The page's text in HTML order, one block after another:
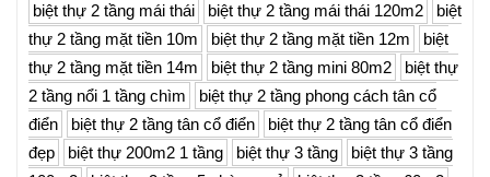
biệt thự 2 tầng mái thái
biệt thự 2 tầng mái thái 120m2
biệt
thự 2 tầng mặt tiền 10m
biệt thự 2 tầng mặt tiền 12m
biệt
thự 2 tầng mặt tiền 14m
biệt thự 2 tầng mini 80m2
biệt thự
2 tầng nổi 1 tầng chìm
biệt thự 2 tầng phong cách tân cổ
điển
biệt thự 2 tầng tân cổ điển
biệt thự 2 tầng tân cổ điển
đẹp
biệt thự 200m2 1 tầng biệt thự 3 tầng
biệt thự 3 tầng